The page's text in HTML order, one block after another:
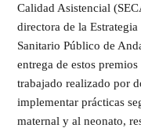
Calidad Asistencial
directora de la
Sanitario Público de
entrega de estos
trabajado realizado por
implementar prácticas
maternal y al neonato,